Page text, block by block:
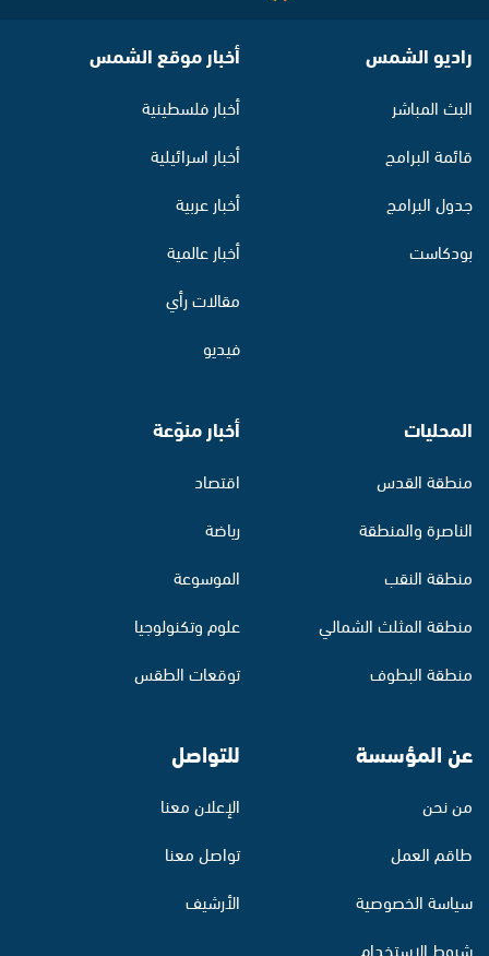
راديو الشمس
البث المباشر
قائمة البرامج
جدول البرامج
بودكاست
أخبار موقع الشمس
أخبار فلسطينية
أخبار اسرائيلية
أخبار عربية
أخبار عالمية
مقالات رأي
فيديو
المحليات
منطقة القدس
الناصرة والمنطقة
منطقة النقب
منطقة المثلث الشمالي
منطقة البطوف
أخبار منوّعة
اقتصاد
رياضة
الموسوعة
علوم وتكنولوجيا
توقعات الطقس
عن المؤسسة
من نحن
طاقم العمل
سياسة الخصوصية
شروط الاستخدام
للتواصل
الإعلان معنا
تواصل معنا
الأرشيف